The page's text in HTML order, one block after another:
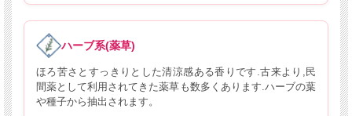
ハーブ系(薬草)
ほろ苦さとすっきりとした清涼感ある香りです.古来より,民
間薬として利用されてきた薬草も数多くあります.ハーブの葉
や種子から抽出されます。